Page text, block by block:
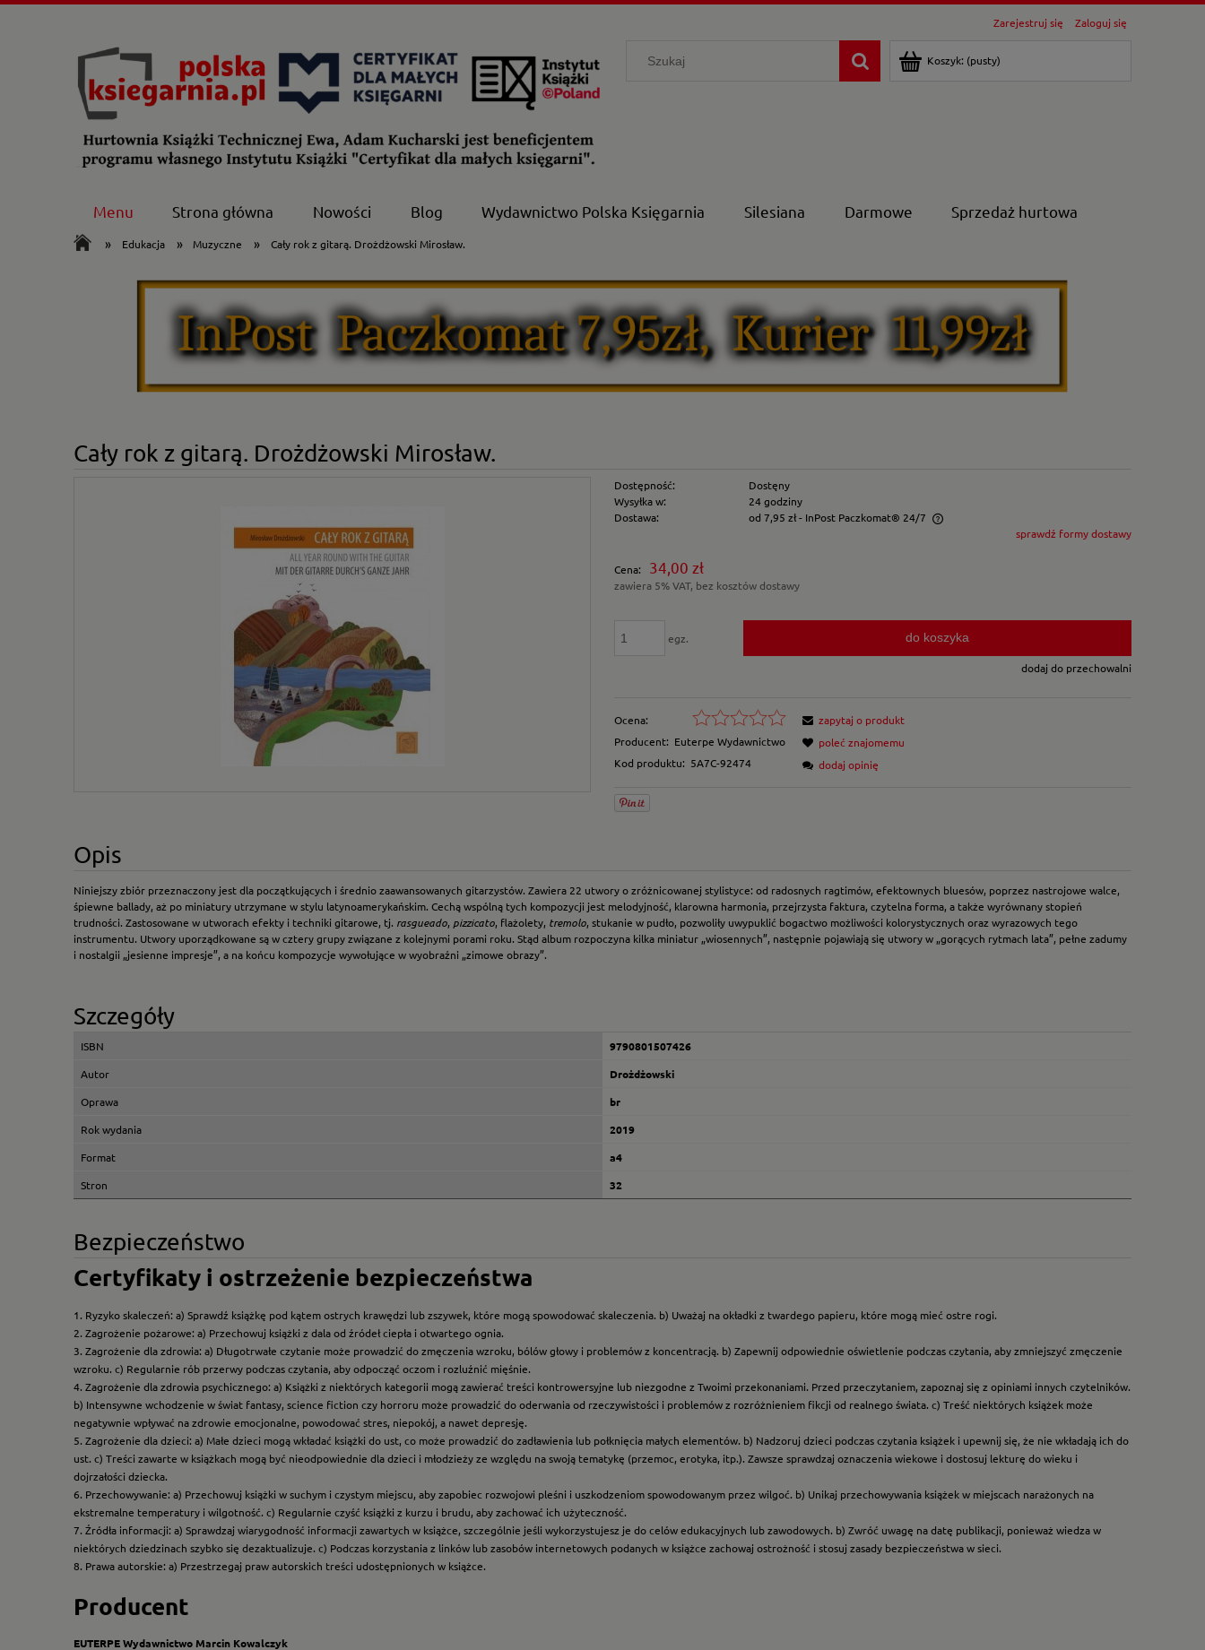
Zarejestruj się Zaloguj się
Koszyk: (pusty)
Menu Strona główna Nowości Blog Wydawnictwo Polska Księgarnia Silesiana Darmowe Sprzedaż hurtowa
» Edukacja » Muzyczne » Cały rok z gitarą. Drożdżowski Mirosław.
Cały rok z gitarą. Drożdżowski Mirosław.
Dostępność:
Dostęny
Wysyłka w:
24 godziny
Dostawa:
od 7,95 zł- InPost Paczkomat® 24/7
płatności
sprawdź formy dostawy
Cena: 34,00 zł
zawiera 5% VAT, bez kosztów dostawy
egz. do koszyka
dodaj do przechowalni
Ocena:
Producent: Euterpe Wydawnictwo
Kod produktu: 5A7C-92474
zapytaj o produkt
poleć znajomemu
dodaj opinię
Opis
Niniejszy zbiór przeznaczony jest dla początkujących i średnio zaawansowanych gitarzystów. Zawiera 22 utwory o zróżnicowanej stylistyce: od radosnych ragtimów, efektownych bluesów, poprzez nastrojowe walce,
śpiewne ballady, aż po miniatury utrzymane w stylu latynoamerykańskim. Cechą wspólną tych kompozycji jest melodyjność, klarowna harmonia, przejrzysta faktura, czytelna forma, a także wyrównany stopień
trudności. Zastosowane w utworach efekty i techniki gitarowe, tj. rasgueado, pizzicato, flażolety, tremolo, stukanie w pudło, pozwoliły uwypuklić bogactwo możliwości kolorystycznych oraz wyrazowych tego
instrumentu. Utwory uporządkowane są w cztery grupy związane z kolejnymi porami roku. Stąd album rozpoczyna kilka miniatur „wiosennych”, następnie pojawiają się utwory w „gorących rytmach lata”, pełne zadumy
i nostalgii „jesienne impresje”, a na końcu kompozycje wywołujące w wyobraźni „zimowe obrazy”.
Szczegóły
ISBN
9790801507426
Autor
Drożdżowski
Oprawa
br
Rok wydania
2019
Format
a4
Stron
32
Bezpieczeństwo
Certyfikaty i ostrzeżenie bezpieczeństwa
1. Ryzyko skaleczeń: a) Sprawdź książkę pod kątem ostrych krawędzi lub zszywek, które mogą spowodować skaleczenia. b) Uważaj na okładki z twardego papieru, które mogą mieć ostre rogi.
2. Zagrożenie pożarowe: a) Przechowuj książki z dala od źródeł ciepła i otwartego ognia.
3. Zagrożenie dla zdrowia: a) Długotrwałe czytanie może prowadzić do zmęczenia wzroku, bólów głowy i problemów z koncentracją. b) Zapewnij odpowiednie oświetlenie podczas czytania, aby zmniejszyć zmęczenie
wzroku. c) Regularnie rób przerwy podczas czytania, aby odpocząć oczom i rozluźnić mięśnie.
4. Zagrożenie dla zdrowia psychicznego: a) Książki z niektórych kategorii mogą zawierać treści kontrowersyjne lub niezgodne z Twoimi przekonaniami. Przed przeczytaniem, zapoznaj się z opiniami innych czytelników.
b) Intensywne wchodzenie w świat fantasy, science fiction czy horroru może prowadzić do oderwania od rzeczywistości i problemów z rozróżnieniem fikcji od realnego świata. c) Treść niektórych książek może
negatywnie wpływać na zdrowie emocjonalne, powodować stres, niepokój, a nawet depresję.
5. Zagrożenie dla dzieci: a) Małe dzieci mogą wkładać książki do ust, co może prowadzić do zadławienia lub połknięcia małych elementów. b) Nadzoruj dzieci podczas czytania książek i upewnij się, że nie wkładają ich do
ust. c) Treści zawarte w książkach mogą być nieodpowiednie dla dzieci i młodzieży ze względu na swoją tematykę (przemoc, erotyka, itp.). Zawsze sprawdzaj oznaczenia wiekowe i dostosuj lekturę do wieku i
dojrzałości dziecka.
6. Przechowywanie: a) Przechowuj książki w suchym i czystym miejscu, aby zapobiec rozwojowi pleśni i uszkodzeniom spowodowanym przez wilgoć. b) Unikaj przechowywania książek w miejscach narażonych na
ekstremalne temperatury i wilgotność. c) Regularnie czyść książki z kurzu i brudu, aby zachować ich użyteczność.
7. Źródła informacji: a) Sprawdzaj wiarygodność informacji zawartych w książce, szczególnie jeśli wykorzystujesz je do celów edukacyjnych lub zawodowych. b) Zwróć uwagę na datę publikacji, ponieważ wiedza w
niektórych dziedzinach szybko się dezaktualizuje. c) Podczas korzystania z linków lub zasobów internetowych podanych w książce zachowaj ostrożność i stosuj zasady bezpieczeństwa w sieci.
8. Prawa autorskie: a) Przestrzegaj praw autorskich treści udostępnionych w książce.
Producent
EUTERPE Wydawnictwo Marcin Kowalczyk